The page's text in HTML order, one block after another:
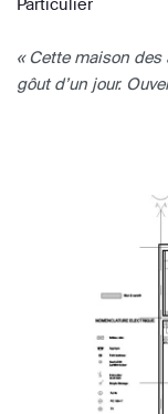
« Cette maison
gôut d’un jour.